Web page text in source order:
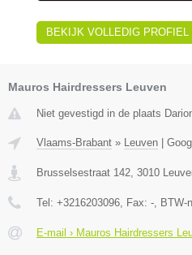
BEKIJK VOLLEDIG PROFIEL
Mauros Hairdressers Leuven
Niet gevestigd in de plaats
Vlaams-Brabant » Leuven |
Brusselsestraat 142 3010
Tel: +3216203096 , Fax: - , BTW-
E-mail › Mauros Hairdressers